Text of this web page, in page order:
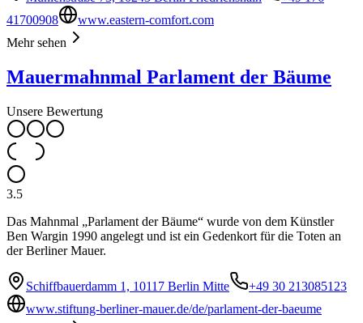
41700908
www.eastern-comfort.com
Mehr sehen
Mauermahnmal Parlament der Bäume
Unsere Bewertung
3.5
Das Mahnmal „Parlament der Bäume“ wurde von dem Künstler
Ben Wargin 1990 angelegt und ist ein Gedenkort für die Toten an
der Berliner Mauer.
Schiffbauerdamm 1, 10117 Berlin Mitte
+49 30 213085123
www.stiftung-berliner-mauer.de/de/parlament-der-baeume